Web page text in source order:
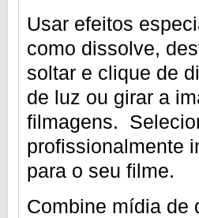
Usar efeitos
como dissolve,
soltar e clique de
de luz ou girar a
filmagens.
profissionalmente
para o seu filme.
Combine mídia de